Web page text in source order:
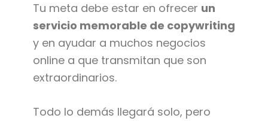
Tu meta debe estar en ofrecer un
servicio memorable de copywriting
y en ayudar a muchos negocios
online a que transmitan que son
extraordinarios.
Todo lo demás llegará solo, pero